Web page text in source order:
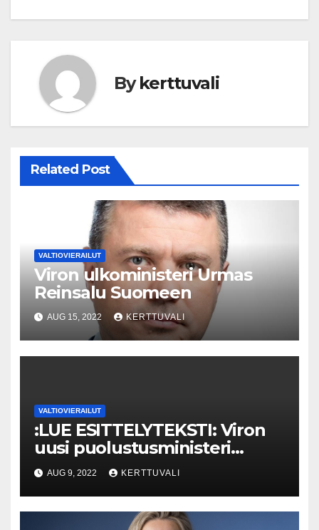
Bykerttuvali
Related Post
VALTIOVIERAILUT
Viron ulkoministeri Urmas
Reinsalu Suomeen
AUG 15, 2022 KERTTUVALI
VALTIOVIERAILUT
:LUE ESITTELYTEKSTI: Viron
uusi puolustusministeri
vierailee Suomessa
AUG 9, 2022 KERTTUVALI